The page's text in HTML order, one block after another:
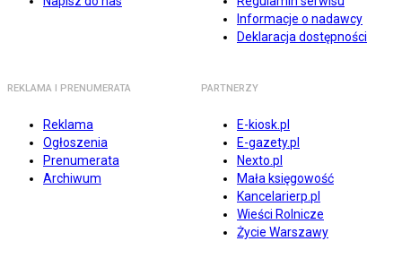
Informacje o nadawcy
Deklaracja dostępności
REKLAMA I PRENUMERATA
Reklama
Ogłoszenia
Prenumerata
Archiwum
PARTNERZY
E-kiosk.pl
E-gazety.pl
Nexto.pl
Mała księgowość
Kancelarierp.pl
Wieści Rolnicze
Życie Warszawy